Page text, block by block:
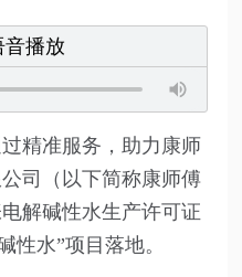
音播放
精准服务，助力康师
司（以下简称康师傅
解碱性水生产许可证
性水”项目落地。